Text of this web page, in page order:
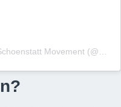
Uma publicação compartilhada por Schoenstatt Movement (@schoenstattinternational)